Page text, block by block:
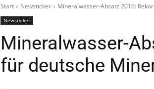
Start Newsticker Mineralwasser-Absatz 2016:
Newsticker
Mineralwasser-
für deutsche